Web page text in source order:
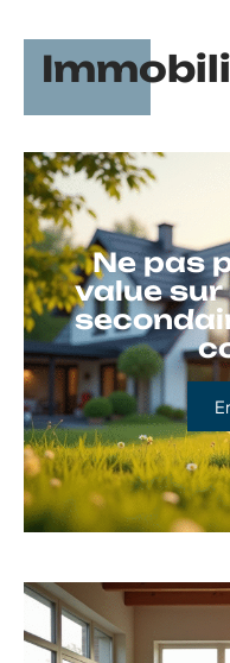
Ne pas
value sur